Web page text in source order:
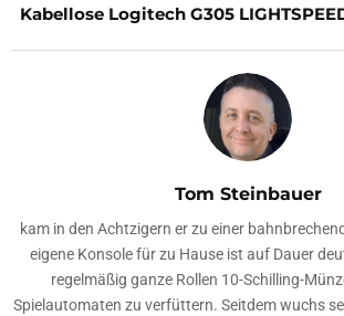
Kabellose Logitech G305
Tom Steinbauer
kam in den Achtzigern er zu einer
eigene Konsole für zu Hause ist auf Dauer
regelmäßig ganze Rollen 10-Schilling-
Spielautomaten zu verfüttern. Seitdem wuchs